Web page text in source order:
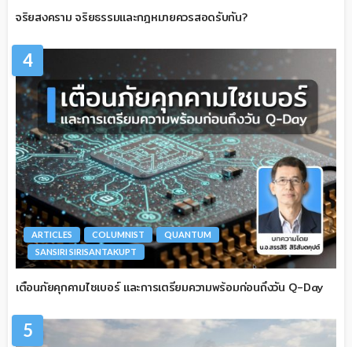
จริยสงคราม จริยธรรมและกฎหมายควรสอดรับกัน?
4
ARTICLES COLUMNIST
QUANTUM
SANSIRI SIRISANTAKUPT
เตือนภัยคุกคามไซเบอร์ และการเตรียมความพร้อมก่อนถึงวัน Q-Day
5